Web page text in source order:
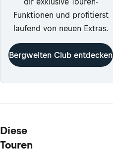
Funktionen und profitierst
laufend von neuen Extras.
Bergwelten Club entdecken
Diese
Touren